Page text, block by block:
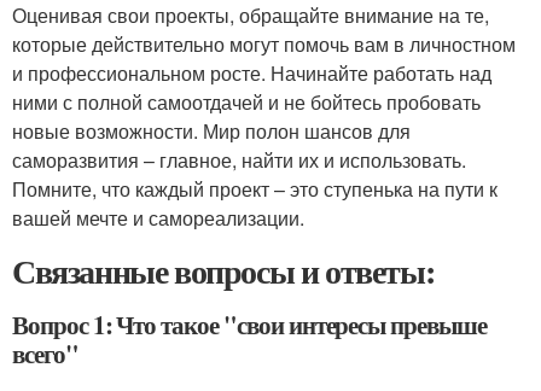
Оценивая свои проекты, обращайте внимание на те,
которые действительно могут помочь вам в личностном
и профессиональном росте. Начинайте работать над
ними с полной самоотдачей и не бойтесь пробовать
новые возможности. Мир полон шансов для
саморазвития – главное, найти их и использовать.
Помните, что каждый проект – это ступенька на пути к
вашей мечте и самореализации.
Связанные вопросы и ответы:
Вопрос 1: Что такое "свои интересы превыше
всего"